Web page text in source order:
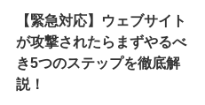
【緊急対応】ウェブサイト
が攻撃されたらまずやるべ
き5つのステップを徹底解
説！